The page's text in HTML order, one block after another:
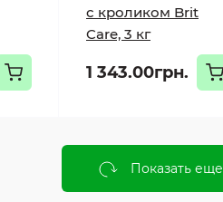
с кроликом Brit
Care, 3 кг
1 343.00грн.
Показать еще